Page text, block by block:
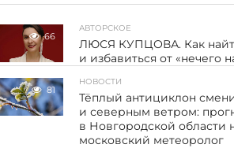
66
АВТОРСКОЕ
ЛЮСЯ КУПЦОВА. Как
и избавиться от «нечего
81
НОВОСТИ
Тёплый антициклон
и северным ветром:
в Новгородской области
московский метеоролог